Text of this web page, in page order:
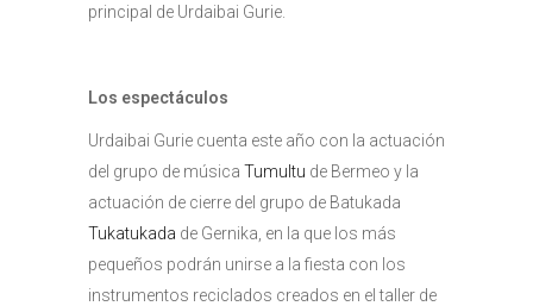
principal de Urdaibai Gurie.
Los espectáculos
Urdaibai Gurie cuenta este año con la actuación
del grupo de música Tumultu de Bermeo y la
actuación de cierre del grupo de Batukada
Tukatukada de Gernika, en la que los más
pequeños podrán unirse a la fiesta con los
instrumentos reciclados creados en el taller de